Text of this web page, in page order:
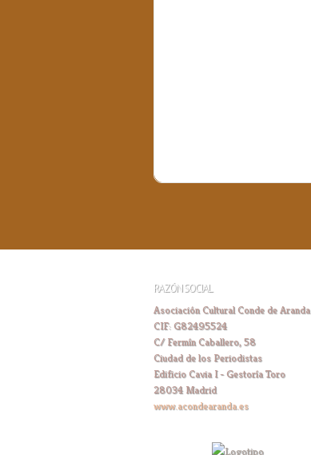
RAZÓN SOCIAL
Asociación Cultural Conde de Aranda
CIF: G82495524
C/ Fermín Caballero, 58
Ciudad de los Periodistas
Edificio Cavia I - Gestoría Toro
28034 Madrid
www.acondearanda.es